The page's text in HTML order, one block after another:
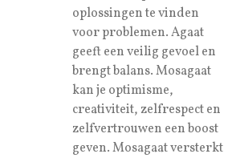
oplossingen te vinden
voor problemen. Agaat
geeft een veilig gevoel en
brengt balans. Mosagaat
kan je optimisme,
creativiteit, zelfrespect en
zelfvertrouwen een boost
geven. Mosagaat versterkt